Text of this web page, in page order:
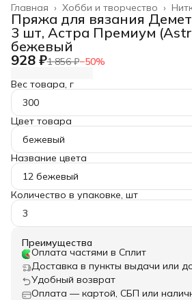
Хобби и творчество ›
Главная ›
Пряжа для вязания
3 шт, Астра Премиум
бежевый
928 ₽1 856 ₽−50%
Вес товара, г
300
Цвет товара
бежевый
Название цвета
12 бежевый
Количество в упаковке, шт
3
Преимущества
Оплата частями в Сплит
Доставка в пункты выдачи или
Удобный возврат
Оплата — картой, СБП или